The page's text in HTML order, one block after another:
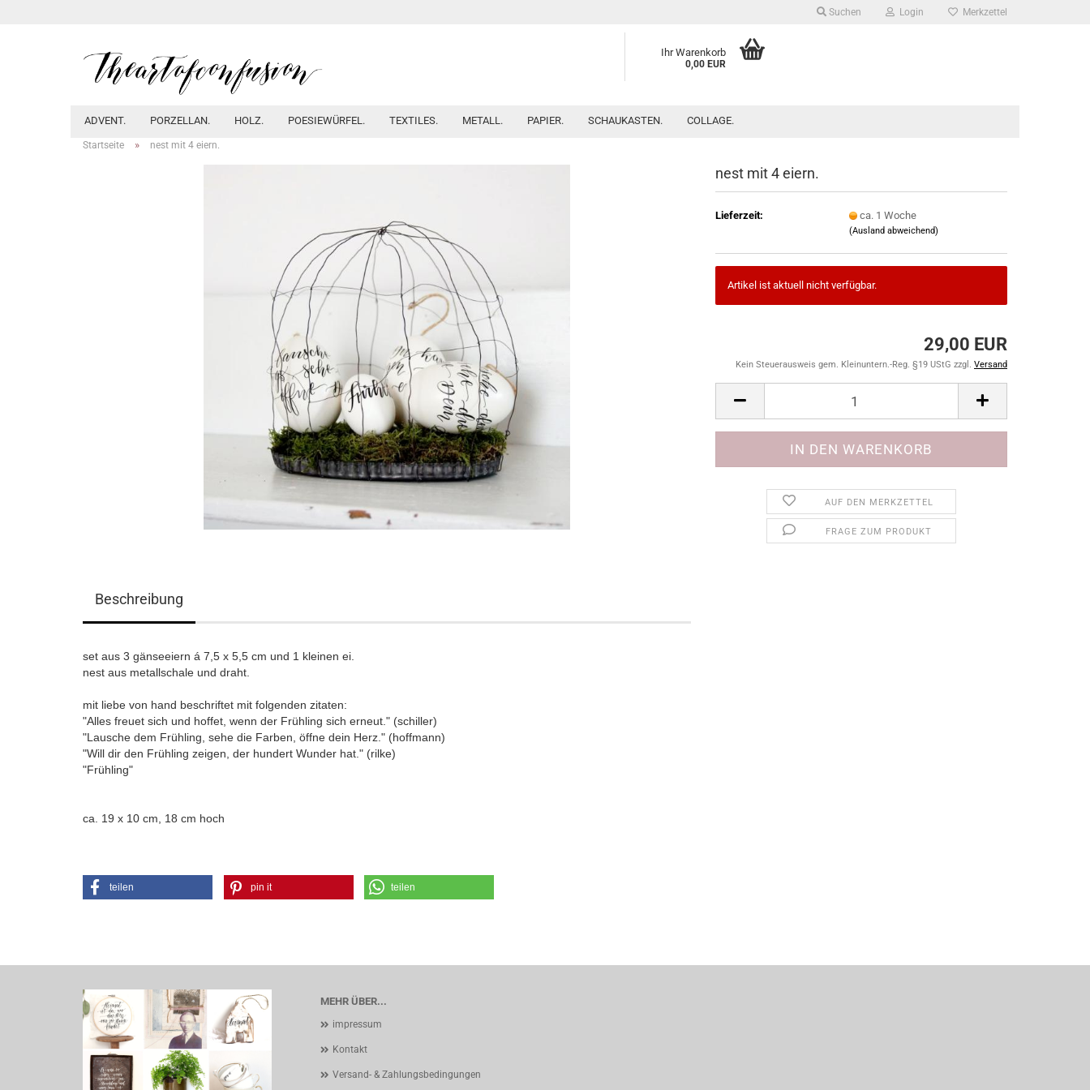
Suchen Login Merkzettel
Ihr Warenkorb
0,00 EUR
ADVENT. PORZELLAN. HOLZ. POESIEWÜRFEL. TEXTILES. METALL. PAPIER. SCHAUKASTEN. COLLAGE.
Startseite » nest mit 4 eiern.
nest mit 4 eiern.
Lieferzeit: ca. 1 Woche
(Ausland abweichend)
Artikel ist aktuell nicht verfügbar.
29,00 EUR
Kein Steuerausweis gem. Kleinuntern.-Reg. §19 UStG zzgl. Versand
AUF DEN MERKZETTEL
FRAGE ZUM PRODUKT
Beschreibung
set aus 3 gänseeiern á 7,5 x 5,5 cm und 1 kleinen ei.
nest aus metallschale und draht.
mit liebe von hand beschriftet mit folgenden zitaten:
"Alles freuet sich und hoffet, wenn der Frühling sich erneut." (schiller)
"Lausche dem Frühling, sehe die Farben, öffne dein Herz." (hoffmann)
"Will dir den Frühling zeigen, der hundert Wunder hat." (rilke)
"Frühling"
ca. 19 x 10 cm, 18 cm hoch
teilen pin it teilen
MEHR ÜBER...
impressum
Kontakt
Versand- & Zahlungsbedingungen